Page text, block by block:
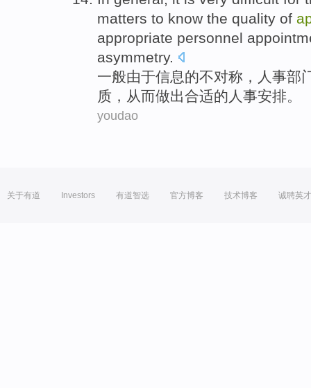
matters to know the quality of
appropriate personnel
asymmetry.
一般由于信息的不对称， 人事部
质 ， 从而做出合适的人事安排。
youdao
关于有道 Investors 有道智选 官方博客 技术博客 诚聘英才